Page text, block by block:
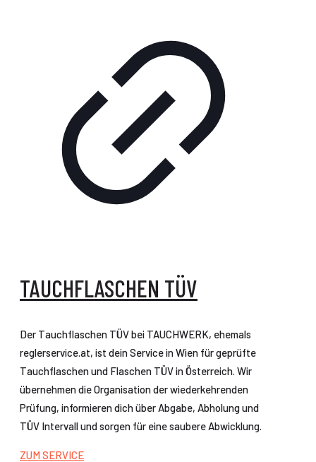
TAUCHFLASCHEN TÜV
Der Tauchflaschen TÜV bei TAUCHWERK, ehemals
reglerservice.at, ist dein Service in Wien für geprüfte
Tauchflaschen und Flaschen TÜV in Österreich. Wir
übernehmen die Organisation der wiederkehrenden
Prüfung, informieren dich über Abgabe, Abholung und
TÜV Intervall und sorgen für eine saubere Abwicklung.
ZUM SERVICE